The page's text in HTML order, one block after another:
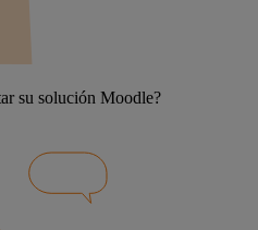
su solución Moodle?